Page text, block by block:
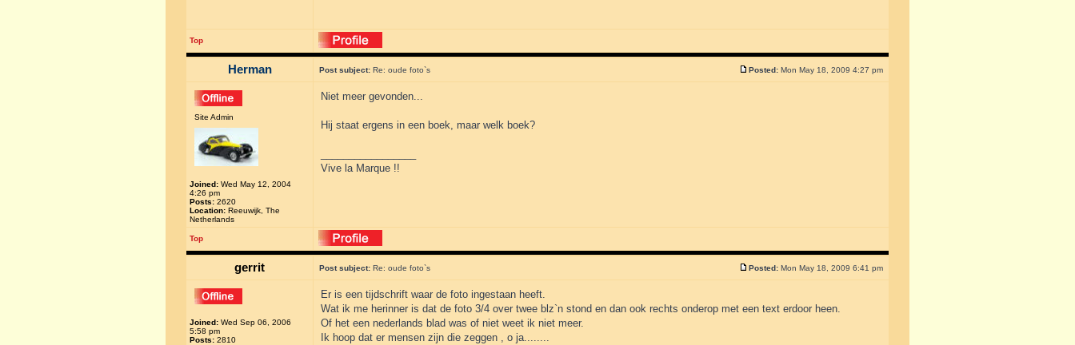
Top
Herman Post subject: Re: oude foto`s Posted: Mon May 18, 2009 4:27 pm
Site Admin
Joined: Wed May 12, 2004
4:26 pm
Posts: 2620
Location: Reeuwijk, The
Netherlands
Niet meer gevonden...
Hij staat ergens in een boek, maar welk boek?
Vive la Marque !!
Top
gerrit Post subject: Re: oude foto`s Posted: Mon May 18, 2009 6:41 pm
Joined: Wed Sep 06, 2006
5:58 pm
Posts: 2810
Er is een tijdschrift waar de foto ingestaan heeft.
Wat ik me herinner is dat de foto 3/4 over twee blz`n stond en dan ook rechts onderop met een text erdoor heen.
Of het een nederlands blad was of niet weet ik niet meer.
Ik hoop dat er mensen zijn die zeggen , o ja........